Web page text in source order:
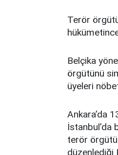
Terör örgütü
Belçika
örgütünü
üyeleri
Ankara’da
İstanbul’da
terör
düzenlediği